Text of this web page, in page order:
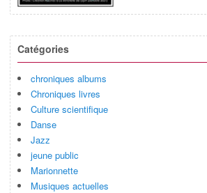
Catégories
chroniques albums
Chroniques livres
Culture scientifique
Danse
Jazz
jeune public
Marionnette
Musiques actuelles